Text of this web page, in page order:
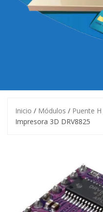
Inicio / Módulos / Puente H
Impresora 3D DRV8825